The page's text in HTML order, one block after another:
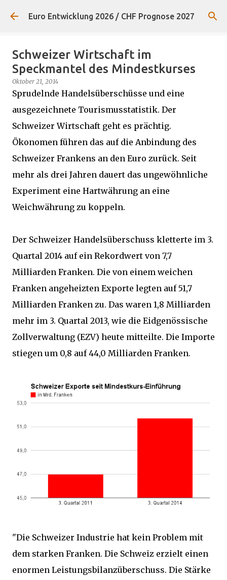
Direkt zum Hauptbereich
Euro Entwicklung 2026 / CHF Prognose 2027
Schweizer Wirtschaft im
Speckmantel des Mindestkurses
Oktober 21, 2014
Sprudelnde Handelsüberschüsse und eine
ausgezeichnete Tourismusstatistik. Der
Schweizer Wirtschaft geht es prächtig.
Ökonomen führen das auf die Anbindung des
Schweizer Frankens an den Euro zurück. Seit
mehr als drei Jahren dauert das ungewöhnliche
Experiment eine Hartwährung an eine
Weichwährung zu koppeln.
Der Schweizer Handelsüberschuss kletterte im 3.
Quartal 2014 auf ein Rekordwert von 7,7
Milliarden Franken. Die von einem weichen
Franken angeheizten Exporte legten auf 51,7
Milliarden Franken zu. Das waren 1,8 Milliarden
mehr im 3. Quartal 2013, wie die Eidgenössische
Zollverwaltung (EZV) heute mitteilte. Die Importe
stiegen um 0,8 auf 44,0 Milliarden Franken.
"Die Schweizer Industrie hat kein Problem mit
dem starken Franken. Die Schweiz erzielt einen
enormen Leistungsbilanzüberschuss. Die Stärke